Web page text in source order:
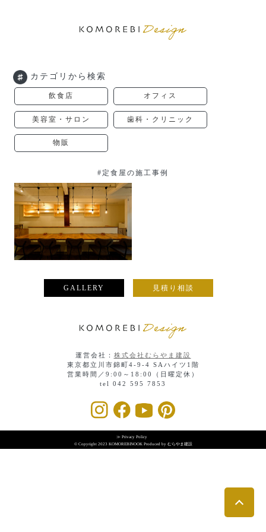
カテゴリから検索
飲食店 オフィス
美容室・サロン 歯科・クリニック
物販
#定食屋の施工事例
GALLERY 見積り相談
運営会社： 株式会社むらやま建設
東京都立川市錦町4-9-4 SAハイツ1階
営業時間／9:00～18:00（日曜定休）
tel 042 595 7853
≫ Privacy Policy
© Copyright 2023 KOMOREBINOOK Produced by むらやま建設